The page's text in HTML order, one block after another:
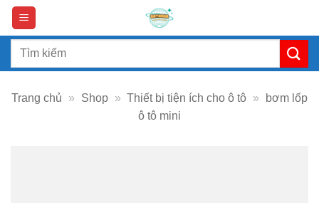
Skip
content
Search
Trang chủ » Shop » Thiết bị tiện ích cho ô tô »
bơm lốp
ô tô mini